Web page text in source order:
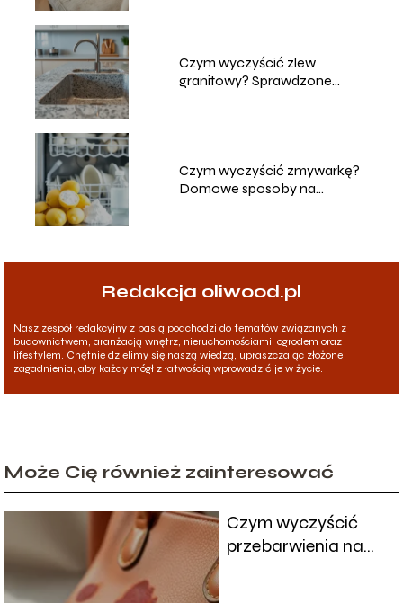
Czym wyczyścić zlew
granitowy? Sprawdzone
Czym wyczyścić zmywarkę?
Domowe sposoby na
Redakcja oliwood.pl
Nasz zespół redakcyjny z pasją podchodzi do tematów związanych z
budownictwem, aranżacją wnętrz, nieruchomościami, ogrodem oraz
lifestylem. Chętnie dzielimy się naszą wiedzą, upraszczając złożone
zagadnienia, aby każdy mógł z łatwością wprowadzić je w życie.
Może Cię również zainteresować
Czym wyczyścić
przebarwienia na